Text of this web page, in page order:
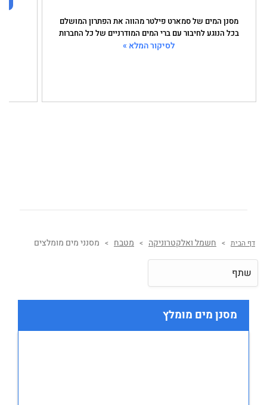
מסנן המים של סמארט פילטר מהווה את הפתרון המושלם
בכל הנוגע לחיבור עם ברי המים המודרניים של כל החברות
לסיקור המלא »
דף הבית > חשמל ואלקטרוניקה > מטבח > מסנני מים מומלצים
שתף
מסנן מים מומלץ